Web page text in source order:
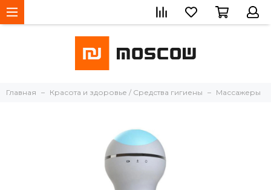
Главная Красота и здоровье / Средства гигиены Массажеры